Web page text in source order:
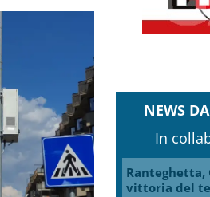
NEWS
In
Ranteghetta,
vittoria del